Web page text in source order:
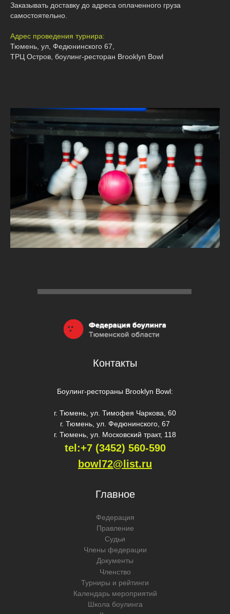
Заказывать доставку до адреса оплаченного груза
самостоятельно.
Адрес проведения турнира:
Тюмень, ул, Федюнинского 67,
ТРЦ Остров, боулинг-ресторан Brooklyn Bowl
Контакты
Боулинг-рестораны Brooklyn Bowl:
г. Тюмень, ул. Тимофея Чаркова, 60
г. Тюмень, ул. Федюнинского, 67
г. Тюмень, ул. Московский тракт, 118
tel:+7 (3452) 560-590
bowl72@list.ru
Главное
Федерация
Правление
Судьи
Члены федерации
Документы
Членство
Турниры и рейтинги
Календарь мероприятий
Школа боулинга